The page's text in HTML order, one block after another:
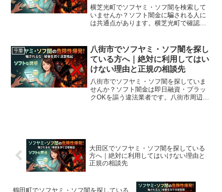
決策
横芝光町でソフヤミ・ソフ闇を検索して
いませんか？ソフト闇金に騙される人に
は共通点があります。横芝光町で確認さ
横芝光町から利用できる無料相談先まで
完全解説。
千葉
八街市でソフヤミ・ソフ闇を探し
ている方へ｜絶対に利用してはい
けない理由と正規の相談先
八街市でソフヤミ・ソフ闇を探していま
せんか？ソフト闇金は即日融資・ブラッ
クOKを謳う違法業者です。八街市周辺で
大田区でソフヤミ・ソフ闇を探している
方へ｜絶対に利用してはいけない理由と
正規の相談先
鶴田町でソフヤミ・ソフ闇を探している